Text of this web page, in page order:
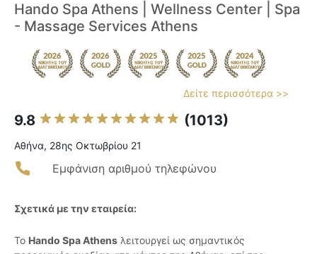
Hando Spa Athens | Wellness Center | Spa
- Massage Services Athens
Δείτε περισσότερα >>
9.8 (1013)
Αθήνα, 28ης Οκτωβρίου 21
Εμφάνιση αριθμού τηλεφώνου
Σχετικά με την εταιρεία:
Το Hando Spa Athens λειτουργεί ως σημαντικός